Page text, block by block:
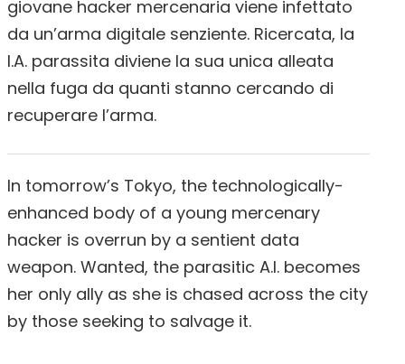
giovane hacker mercenaria viene infettato
da un’arma digitale senziente. Ricercata, la
I.A. parassita diviene la sua unica alleata
nella fuga da quanti stanno cercando di
recuperare l’arma.
In tomorrow’s Tokyo, the technologically-
enhanced body of a young mercenary
hacker is overrun by a sentient data
weapon. Wanted, the parasitic A.I. becomes
her only ally as she is chased across the city
by those seeking to salvage it.